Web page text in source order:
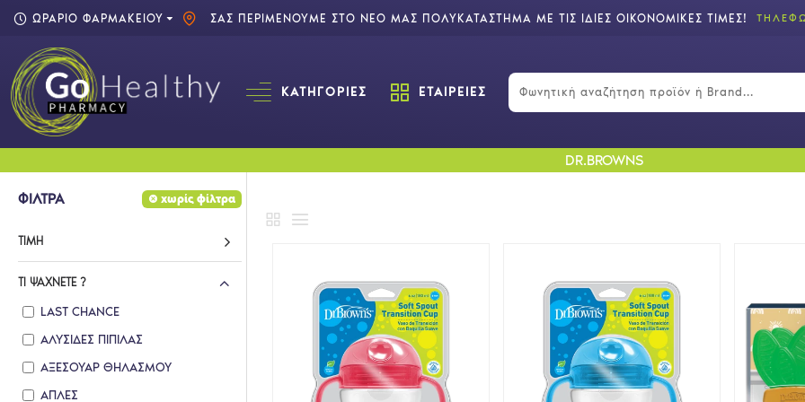
ΩΡΑΡΙΟ ΦΑΡΜΑΚΕΙΟΥ ΣΑΣ ΠΕΡΙΜΕΝΟΥΜΕ ΣΤΟ ΝΕΟ ΜΑΣ ΠΟΛΥΚΑΤΑΣΤΗΜΑ ΜΕ ΤΙΣ ΙΔΙΕΣ ΟΙΚΟΝΟΜΙΚΕΣ ΤΙΜΕΣ!
ΚΑΤΗΓΟΡΊΕΣ ΕΤΑΙΡΕΙΕΣ
DR.BROWNS
ΦΙΛΤΡΑ χωρίς φίλτρα
ΤΙΜΉ
ΤΙ ΨΆΧΝΕΤΕ ?
LAST CHANCE
ΑΛΥΣΙΔΕΣ ΠΙΠΙΛΑΣ
ΑΞΕΣΟΥΑΡ ΘΗΛΑΣΜΟΥ
ΑΠΛΕΣ